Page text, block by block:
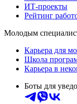
ИТ-проекты
Рейтинг
Молодым
Карьера для
Школа
Карьера в
Боты для